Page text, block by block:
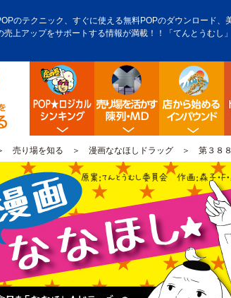
のテクニック、すぐに使える無料POPのダウンロード、
売上アップをサポートする情報が満載！！「てんとうむし
POP販促ロジック陳列・クロスＭ
売り場を知る ＞ 漫画ななほしドラッグ＞ 第３８８